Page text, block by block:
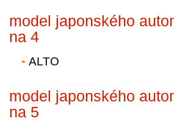
model japonského
na 4
ALTO
model japonského
na 5